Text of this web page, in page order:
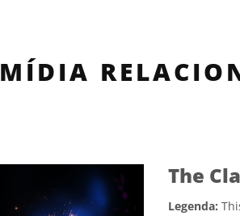
MÍDIA
The
Legenda: